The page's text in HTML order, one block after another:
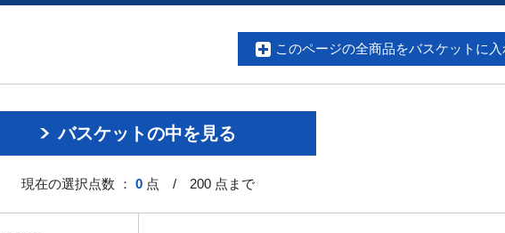
このページの全商品をバスケットに入
バスケットの中を見る
現在の選択点数 ： 0 点 / 200 点まで